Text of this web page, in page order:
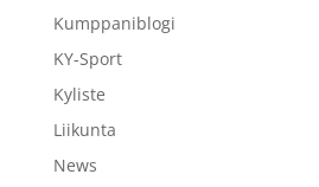
Kumppaniblogi
KY-Sport
Kyliste
Liikunta
News